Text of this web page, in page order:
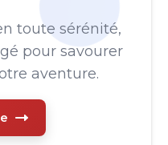
toute sérénité,
pour savourer
aventure.